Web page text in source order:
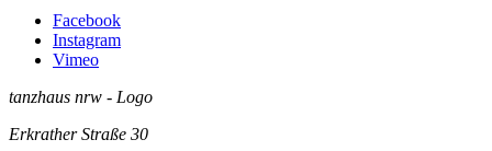
Facebook
Instagram
Vimeo
tanzhaus nrw - Logo
Erkrather Straße 30